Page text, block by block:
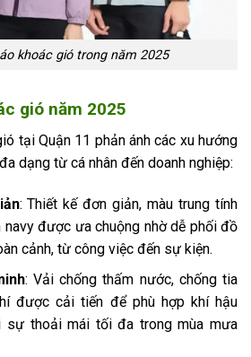
khoác gió trong năm 2025
gió năm 2025
tại Quận 11 phản ánh các xu hướng
dạng từ cá nhân đến doanh nghiệp:
: Thiết kế đơn giản, màu trung tính
navy được ưa chuộng nhờ dễ phối đồ
cảnh, từ công việc đến sự kiện.
: Vải chống thấm nước, chống tia
được cải tiến để phù hợp khí hậu
sự thoải mái tối đa trong mùa mưa